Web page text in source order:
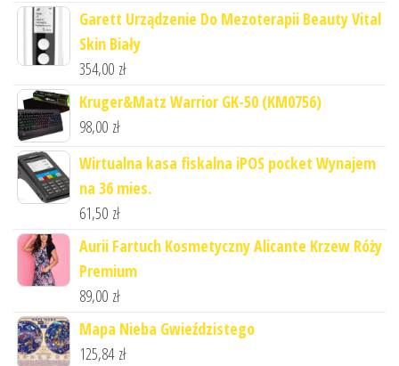
Garett Urządzenie Do Mezoterapii Beauty Vital
Skin Biały
354,00 zł
Kruger&Matz Warrior GK-50 (KM0756)
98,00 zł
Wirtualna kasa fiskalna iPOS pocket Wynajem
na 36 mies.
61,50 zł
Aurii Fartuch Kosmetyczny Alicante Krzew Róży
Premium
89,00 zł
Mapa Nieba Gwieździstego
125,84 zł